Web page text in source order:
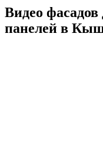
Видео
панелей в